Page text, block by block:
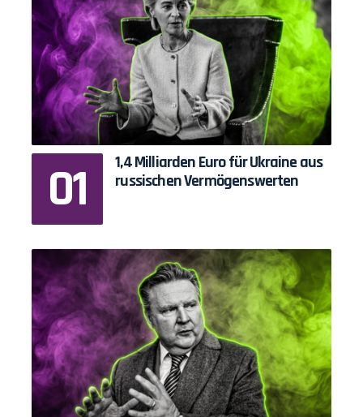
1,4 Milliarden Euro für Ukraine aus
russischen Vermögenswerten